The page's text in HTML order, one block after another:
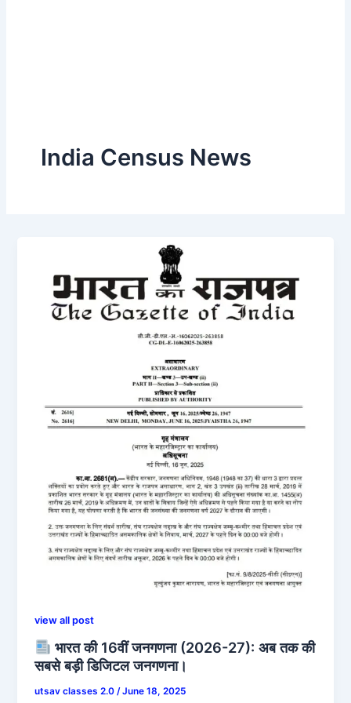
India Census News
view all post
भारत की 16वीं जनगणना (2026-27): अब तक की
सबसे बड़ी डिजिटल जनगणना।
utsav classes 2.0 /June 18, 2025